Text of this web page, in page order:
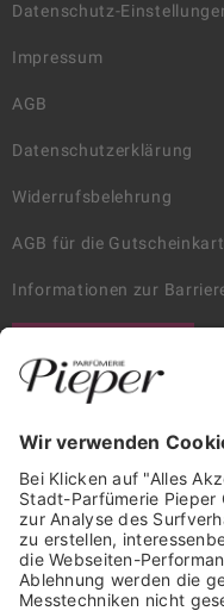
Datenschutz-
Impressum
AGB
Datenschutzerklärung
Widerrufsbelehrung
AGB für die
Informationen zur